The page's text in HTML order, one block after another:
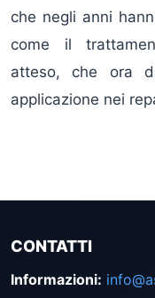
che negli anni
come il
atteso, che ora
applicazione nei
CONTATTI
Informazioni: